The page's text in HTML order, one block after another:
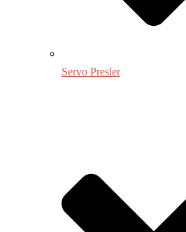
Servo Presler